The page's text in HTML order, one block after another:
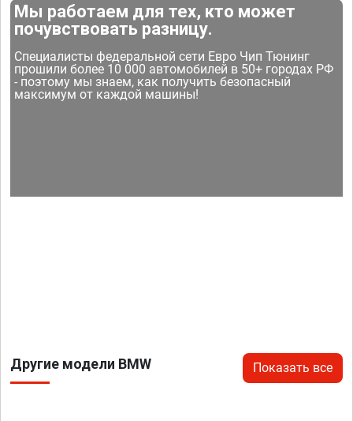
Мы работаем для тех, кто может
почувствовать разницу.
Специалисты федеральной сети Евро Чип Тюнинг
прошили более 10 000 автомобилей в 50+ городах РФ
- поэтому мы знаем, как получить безопасный
максимум от каждой машины!
Другие модели BMW Показать все